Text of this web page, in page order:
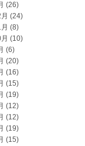
(26)
(24)
(8)
(10)
(6)
(20)
(16)
(15)
(19)
(12)
(12)
(19)
(15)